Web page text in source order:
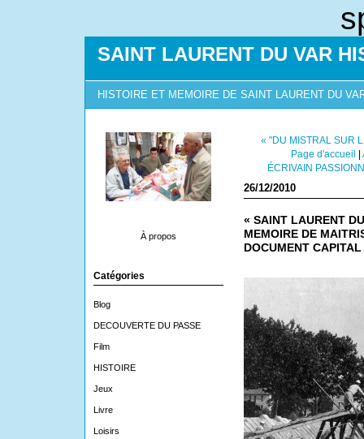
SAINT LAURENT DU VAR
HISTOIRE ET MEMOIRE DE SAINT LAURENT DU
À propos
Catégories
Blog
DECOUVERTE DU PASSE
Film
HISTOIRE
Jeux
Livre
Loisirs
« "DU MISTRAL SUR
Page d'accueil |
ÉCRIVAIN
26/12/2010
« SAINT LAURENT
MEMOIRE DE
DOCUMENT CAPITAL